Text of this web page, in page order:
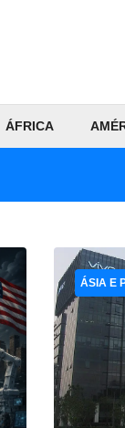
ÁFRICA
ÁSIA E